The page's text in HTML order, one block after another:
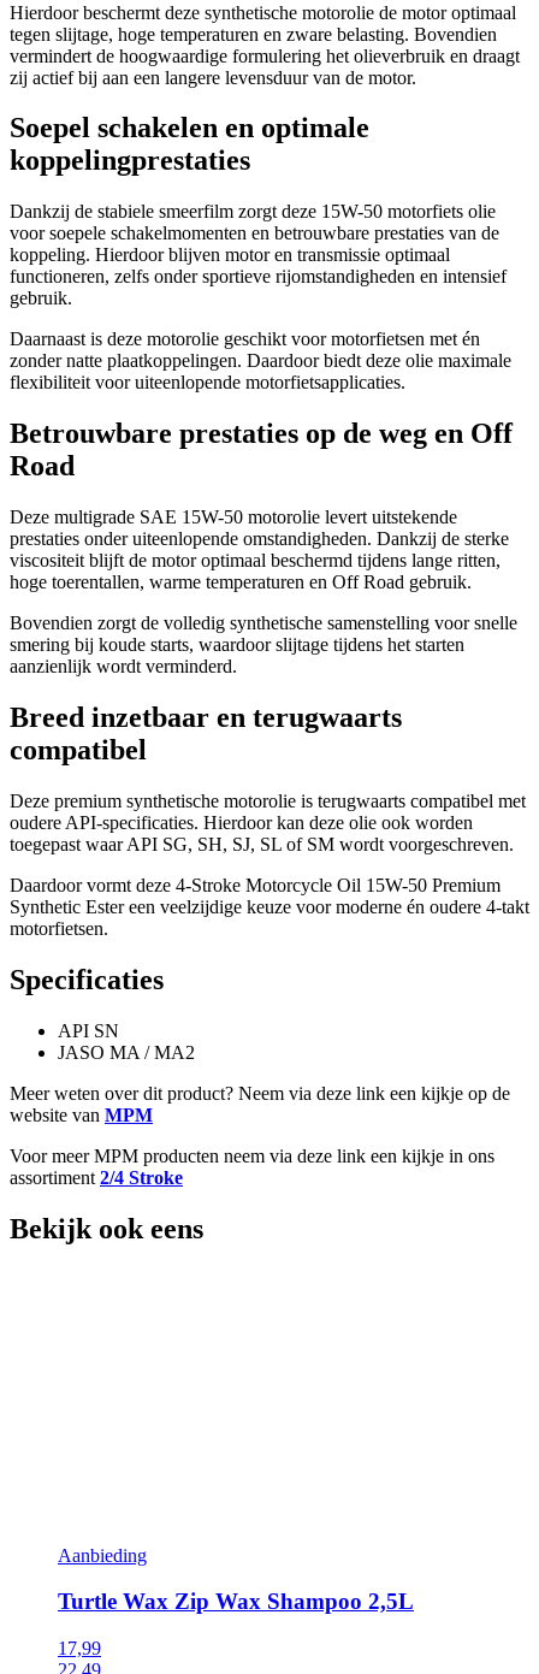
Hierdoor beschermt deze synthetische motorolie de motor optimaal
tegen slijtage, hoge temperaturen en zware belasting. Bovendien
vermindert de hoogwaardige formulering het olieverbruik en draagt
zij actief bij aan een langere levensduur van de motor.
Soepel schakelen en optimale
koppelingprestaties
Dankzij de stabiele smeerfilm zorgt deze 15W-50 motorfiets olie
voor soepele schakelmomenten en betrouwbare prestaties van de
koppeling. Hierdoor blijven motor en transmissie optimaal
functioneren, zelfs onder sportieve rijomstandigheden en intensief
gebruik.
Daarnaast is deze motorolie geschikt voor motorfietsen met én
zonder natte plaatkoppelingen. Daardoor biedt deze olie maximale
flexibiliteit voor uiteenlopende motorfietsapplicaties.
Betrouwbare prestaties op de weg en Off
Road
Deze multigrade SAE 15W-50 motorolie levert uitstekende
prestaties onder uiteenlopende omstandigheden. Dankzij de sterke
viscositeit blijft de motor optimaal beschermd tijdens lange ritten,
hoge toerentallen, warme temperaturen en Off Road gebruik.
Bovendien zorgt de volledig synthetische samenstelling voor snelle
smering bij koude starts, waardoor slijtage tijdens het starten
aanzienlijk wordt verminderd.
Breed inzetbaar en terugwaarts
compatibel
Deze premium synthetische motorolie is terugwaarts compatibel met
oudere API-specificaties. Hierdoor kan deze olie ook worden
toegepast waar API SG, SH, SJ, SL of SM wordt voorgeschreven.
Daardoor vormt deze 4-Stroke Motorcycle Oil 15W-50 Premium
Synthetic Ester een veelzijdige keuze voor moderne én oudere 4-takt
motorfietsen.
Specificaties
API SN
JASO MA / MA2
Meer weten over dit product? Neem via deze link een kijkje op de
website van MPM
Voor meer MPM producten neem via deze link een kijkje in ons
assortiment 2/4 Stroke
Bekijk ook eens
Aanbieding
Turtle Wax Zip Wax Shampoo 2,5L
17,99
22,49